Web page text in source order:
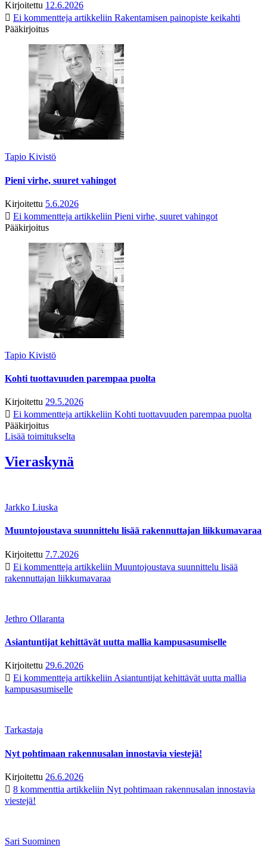
Kirjoitettu 12.6.2026
Ei kommentteja artikkeliin Rakentamisen painopiste keikahti
Pääkirjoitus
Tapio Kivistö
Pieni virhe, suuret vahingot
Kirjoitettu 5.6.2026
Ei kommentteja artikkeliin Pieni virhe, suuret vahingot
Pääkirjoitus
Tapio Kivistö
Kohti tuottavuuden parempaa puolta
Kirjoitettu 29.5.2026
Ei kommentteja artikkeliin Kohti tuottavuuden parempaa puolta
Pääkirjoitus
Lisää toimitukselta
Vieraskynä
Jarkko Liuska
Muuntojoustava suunnittelu lisää rakennuttajan liikkumavaraa
Kirjoitettu 7.7.2026
Ei kommentteja artikkeliin Muuntojoustava suunnittelu lisää
rakennuttajan liikkumavaraa
Jethro Ollaranta
Asiantuntijat kehittävät uutta mallia kampusasumiselle
Kirjoitettu 29.6.2026
Ei kommentteja artikkeliin Asiantuntijat kehittävät uutta mallia
kampusasumiselle
Tarkastaja
Nyt pohtimaan rakennusalan innostavia viestejä!
Kirjoitettu 26.6.2026
8 kommenttia artikkeliin Nyt pohtimaan rakennusalan innostavia
viestejä!
Sari Suominen